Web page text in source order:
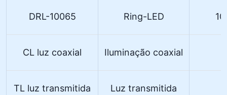
DRL-10065 Ring-LED
CL luz coaxial Iluminação coaxial
TL luz transmitida Luz transmitida